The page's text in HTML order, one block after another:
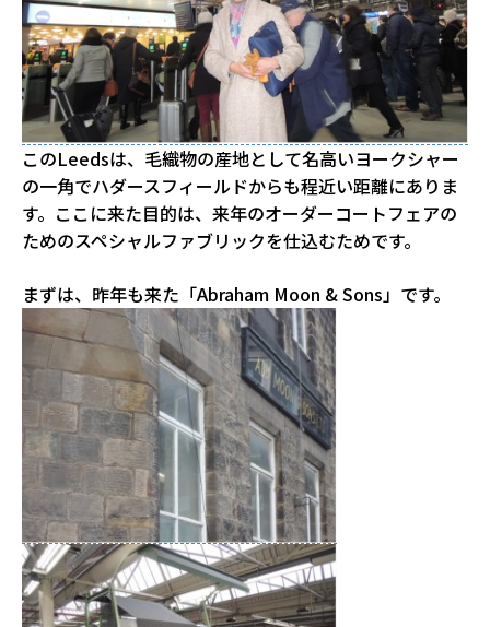
このLeedsは、毛織物の産地として名高いヨークシャー
の一角でハダースフィールドからも程近い距離にありま
す。ここに来た目的は、来年のオーダーコートフェアの
ためのスペシャルファブリックを仕込むためです。
まずは、昨年も来た「Abraham Moon & Sons」です。